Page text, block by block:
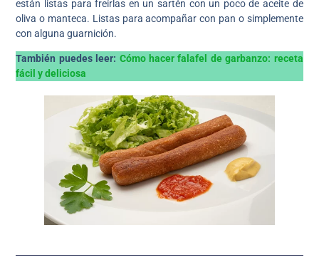
están listas para freírlas en un sartén con un poco de aceite de
oliva o manteca. Listas para acompañar con pan o simplemente
con alguna guarnición.
También puedes leer: Cómo hacer falafel de garbanzo: receta
fácil y deliciosa